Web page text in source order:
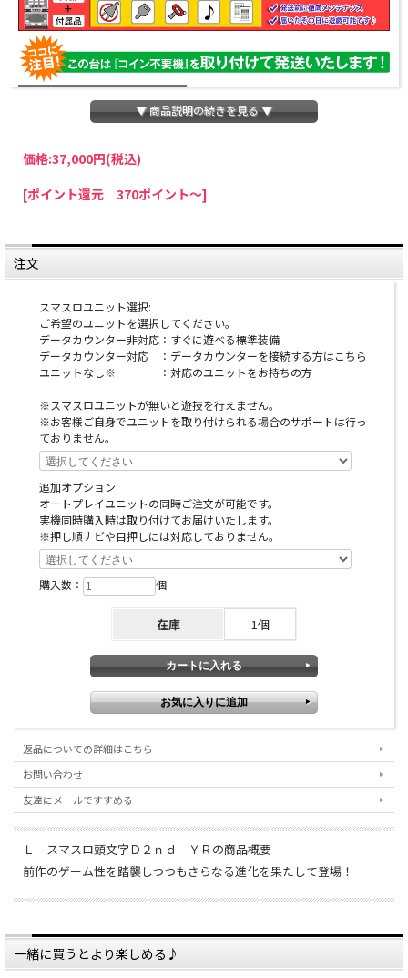
パチスロわっしょいでは、全ての台に「コイン不要機」を無料で取り付けて発送さ
せていただいております。コイン不要機をご利用になられますと、コインが必要な
ていただきましたら、ご注文価格より2000円引きいたします。
※在庫切れの台でも入荷している場合がありますので、電話かメールにてお問い合
わせ下さい。
オプションに関するご注意
※スマスロユニットとは：コイン不要機のように実機
にクレジットを入れるための装置です。
▼ 商品説明の続きを見る ▼
価格:37,000円(税込)
[ポイント還元 370ポイント～]
注文
スマスロユニット選択:
ご希望のユニットを選択してください。
データカウンター非対応：すぐに遊べる標準装備
データカウンター対応 ：データカウンターを接続する方はこちら
ユニットなし※ ：対応のユニットをお持ちの方
※スマスロユニットが無いと遊技を行えません。
※お客様ご自身でユニットを取り付けられる場合のサポートは行っ
ておりません。
追加オプション:
オートプレイユニットの同時ご注文が可能です。
実機同時購入時は取り付けてお届けいたします。
※押し順ナビや目押しには対応しておりません。
購入数： 個
在庫 1個
返品についての詳細はこちら
お問い合わせ
友達にメールですすめる
Ｌ スマスロ頭文字Ｄ２ｎｄ ＹＲの商品概要
前作のゲーム性を踏襲しつつもさらなる進化を果たして登場！
一緒に買うとより楽しめる♪